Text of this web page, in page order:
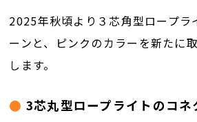
2025年秋頃より３芯角型ロープラ
ーンと、ピンクのカラーを新たに
します。
3芯丸型ロープライトのコネ